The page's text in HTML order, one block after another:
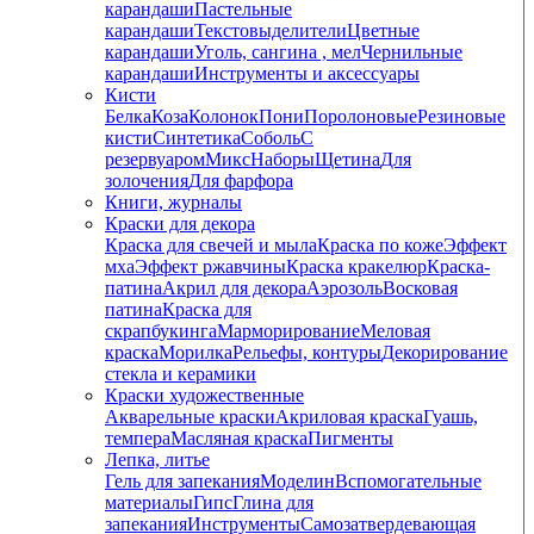
карандашиПастельные
карандашиТекстовыделителиЦветные
карандашиУголь, сангина , мелЧернильные
карандашиИнструменты и аксессуары
Кисти
БелкаКозаКолонокПониПоролоновыеРезиновые
кистиСинтетикаСобольС
резервуаромМиксНаборыЩетинаДля
золоченияДля фарфора
Книги, журналы
Краски для декора
Краска для свечей и мылаКраска по кожеЭффект
мхаЭффект ржавчиныКраска кракелюрКраска-
патинаАкрил для декораАэрозольВосковая
патинаКраска для
скрапбукингаМарморированиеМеловая
краскаМорилкаРельефы, контурыДекорирование
стекла и керамики
Краски художественные
Акварельные краскиАкриловая краскаГуашь,
темпераМасляная краскаПигменты
Лепка, литье
Гель для запеканияМоделинВспомогательные
материалыГипсГлина для
запеканияИнструментыСамозатвердевающая